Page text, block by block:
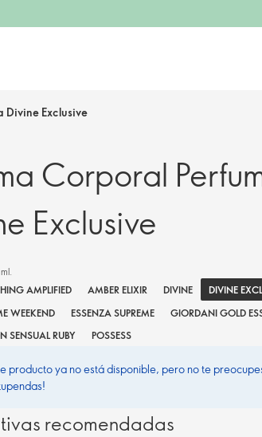
Divine Exclusive
Corporal
Exclusive
AMPLIFIED
AMBER ELIXIR DIVINE DIVINE
WEEKEND
ESSENZA SUPREME GIORDANI GOLD
SENSUAL RUBY
POSSESS
producto ya no está disponible, pero no te
recomendadas